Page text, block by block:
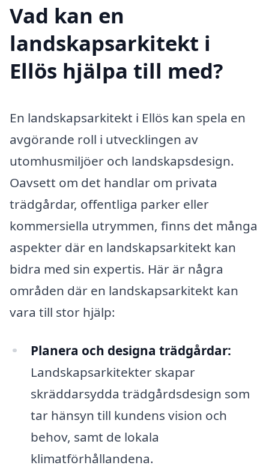
Vad kan en
landskapsarkitekt i
Ellös hjälpa till med?
En landskapsarkitekt i Ellös kan spela en
avgörande roll i utvecklingen av
utomhusmiljöer och landskapsdesign.
Oavsett om det handlar om privata
trädgårdar, offentliga parker eller
kommersiella utrymmen, finns det många
aspekter där en landskapsarkitekt kan
bidra med sin expertis. Här är några
områden där en landskapsarkitekt kan
vara till stor hjälp:
Planera och designa trädgårdar:
Landskapsarkitekter skapar
skräddarsydda trädgårdsdesign som
tar hänsyn till kundens vision och
behov, samt de lokala
klimatförhållandena.